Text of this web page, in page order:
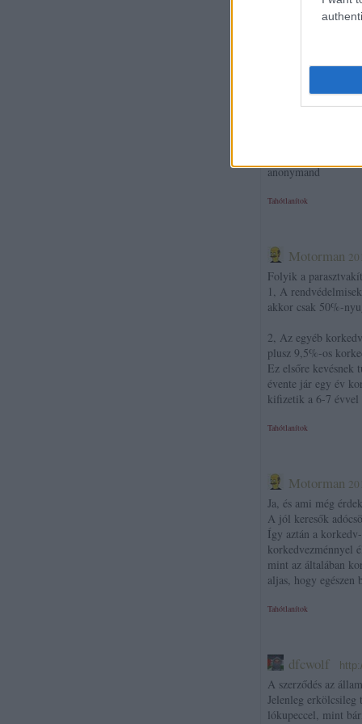
akarata, stb.
Amúgy pedig I.
anonymand
Tahótlanítok
Motorman
Folyik a
1, A
akkor csak 50%-
2, Az egyéb
plusz 9,5%-os
Ez elsőre kevésnek
évente jár egy év
kifizetik a 6-7
Tahótlanítok
Motorman
Ja, és ami még
A jól keresők
Így aztán a
korkedvezménnyel
mint az általában
aljas, hogy egészen
Tahótlanítok
dfcwolf
A szerződés az
Jelenleg erkölcsileg
lókupeccel, mint